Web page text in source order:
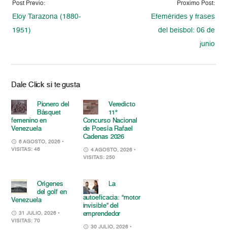
Post Previo:
Eloy Tarazona (1880-
1951)
Proximo Post:
Efemérides y frases
del beisbol: 06 de
junio
Dale Click si te gusta
Pionero del
Básquet
femenino en
Venezuela
6 AGOSTO, 2026 •
VISITAS: 46
Veredicto
11°
Concurso Nacional
de Poesía Rafael
Cadenas 2026
4 AGOSTO, 2026 •
VISITAS: 250
Orígenes
del golf en
Venezuela
31 JULIO, 2026 •
VISITAS: 70
La
autoeficacia: “motor
invisible” del
emprendedor
30 JULIO, 2026 •